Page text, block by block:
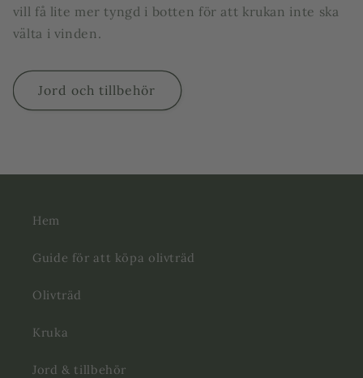
vill få lite mer tyngd i botten för att krukan inte ska
välta i vinden.
Jord och tillbehör
Hem
Guide för att köpa olivträd
Olivträd
Kruka
Jord & tillbehör